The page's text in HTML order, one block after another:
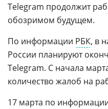
Telegram продолжит
обозримом будущем.
По информации РБК, в
России планируют
Telegram. С начала
количество жалоб на
17 марта по